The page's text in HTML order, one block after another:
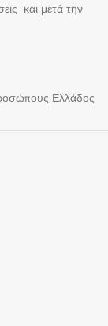
και μετά την
Ελλάδος